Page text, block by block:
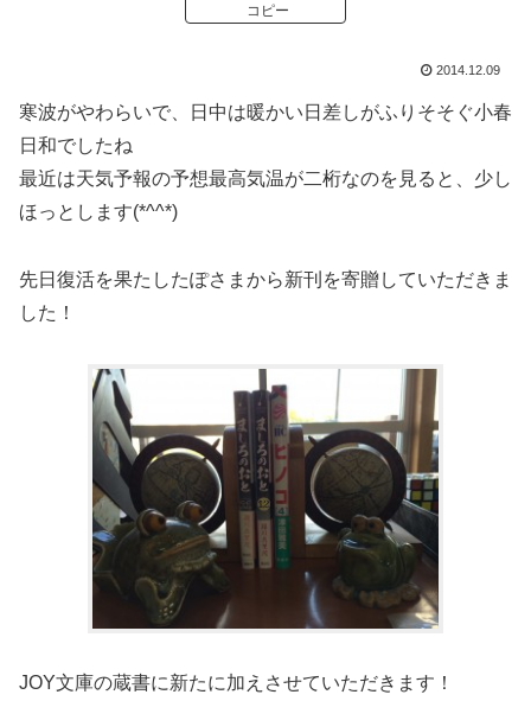
コピー
2014.12.09
寒波がやわらいで、日中は暖かい日差しがふりそそぐ小春
日和でしたね
最近は天気予報の予想最高気温が二桁なのを見ると、少し
ほっとします(*^^*)
先日復活を果たしたぽさまから新刊を寄贈していただきま
した！
JOY文庫の蔵書に新たに加えさせていただきます！